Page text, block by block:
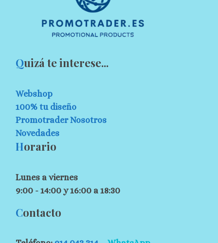
Quizá te interese...
Webshop
100% tu diseño
Promotrader Nosotros
Novedades
Horario
Lunes a viernes
9:00 - 14:00 y 16:00 a 18:30
Contacto